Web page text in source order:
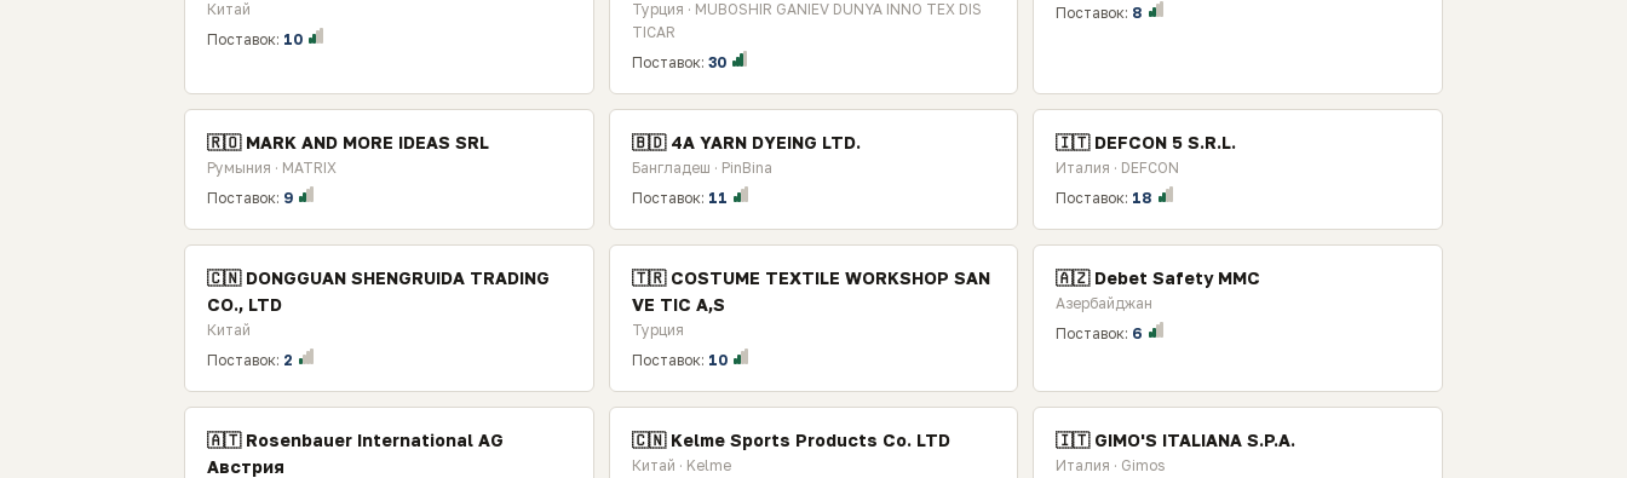
Китай
Поставок: 10
Турция · MUBOSHIR GANIEV DUNYA INNO TEX DIS
TICAR
Поставок: 30
Поставок: 8
🇷🇴 MARK AND MORE IDEAS SRL
Румыния · MATRIX
Поставок: 9
🇧🇩 4A YARN DYEING LTD.
Бангладеш · PinBina
Поставок: 11
🇮🇹 DEFCON 5 S.R.L.
Италия · DEFCON
Поставок: 18
🇨🇳 DONGGUAN SHENGRUIDA TRADING
CO., LTD
Китай
Поставок: 2
🇹🇷 COSTUME TEXTILE WORKSHOP SAN
VE TIC A,S
Турция
Поставок: 10
🇦🇿 Debet Safety MMC
Азербайджан
Поставок: 6
🇦🇹 Rosenbauer International AG
Австрия
🇨🇳 Kelme Sports Products Co. LTD
Китай · Kelme
🇮🇹 GIMO'S ITALIANA S.P.A.
Италия · Gimos